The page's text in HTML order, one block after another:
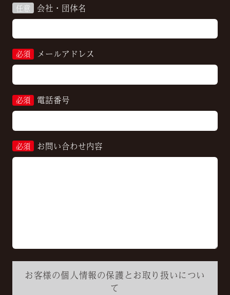
任意 会社・団体名
必須 メールアドレス
必須 電話番号
必須 お問い合わせ内容
お客様の個人情報の保護とお取り扱いについ
て